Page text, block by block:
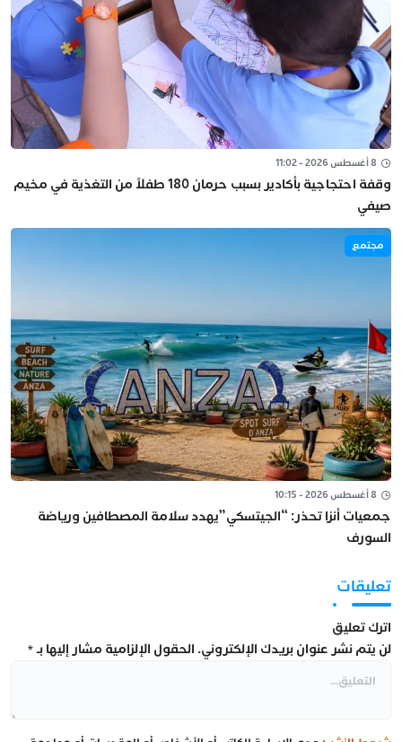
8 أغسطس 2026 - 11:02
وقفة احتجاجية بأكادير بسبب حرمان 180 طفلاً من التغذية في مخيم
صيفي
مجتمع
8 أغسطس 2026 - 10:15
جمعيات أنزا تحذر: “الجيتسكي”يهدد سلامة المصطافين ورياضة
السورف
تعليقات
اترك تعليق
لن يتم نشر عنوان بريدك الإلكتروني. الحقول الإلزامية مشار إليها بـ*